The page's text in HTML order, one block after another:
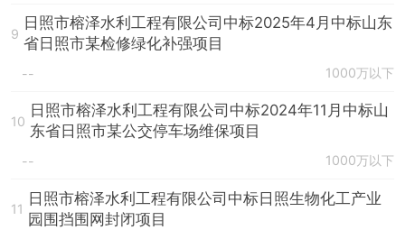
9
日照市榕泽水利工程有限公司中标2025年4月中标山东
省日照市某检修绿化补强项目
-- 1000万以下
10
日照市榕泽水利工程有限公司中标2024年11月中标山
东省日照市某公交停车场维保项目
-- 1000万以下
11
日照市榕泽水利工程有限公司中标日照生物化工产业
园围挡围网封闭项目